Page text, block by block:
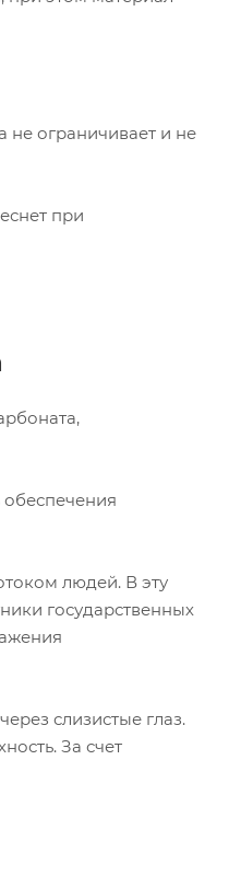
не ограничивает и не
при
людей. В эту
государственных
слизистые глаз.
За счет